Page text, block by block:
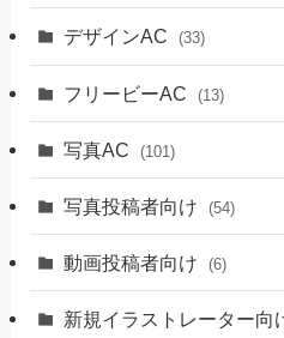
デザインAC (33)
フリービーAC (13)
写真AC (101)
写真投稿者向け (54)
動画投稿者向け (6)
新規イラストレーター向